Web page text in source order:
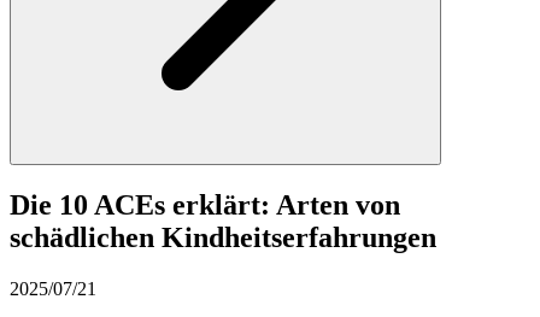
Die 10 ACEs erklärt: Arten von
schädlichen Kindheitserfahrungen
2025/07/21